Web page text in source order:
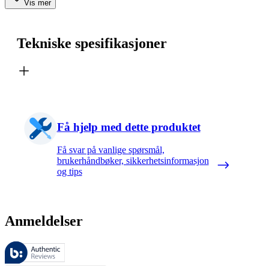
Vis mer
Tekniske spesifikasjoner
Få hjelp med dette produktet
Få svar på vanlige spørsmål,
brukerhåndbøker, sikkerhetsinformasjon
og tips
Anmeldelser
Disse anmeldelsene forvaltes av Bazaarvoice og overholder